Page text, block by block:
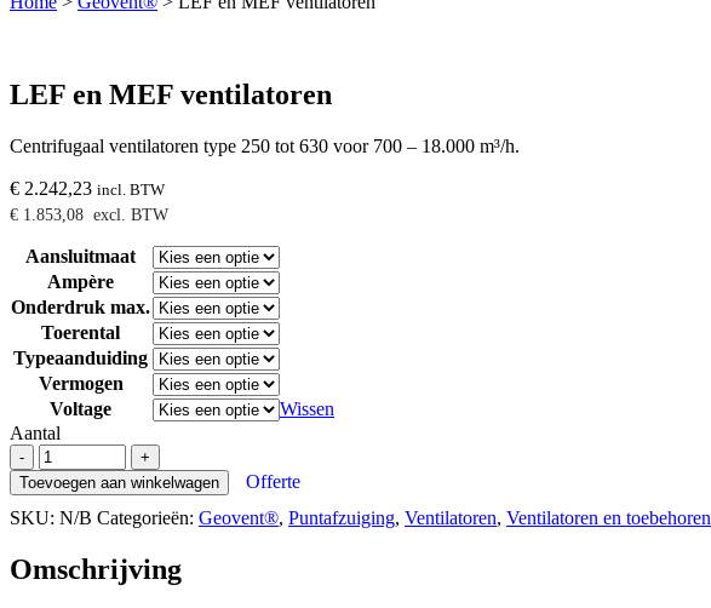
LEF en MEF ventilatoren
Centrifugaal ventilatoren type 250 tot 630 voor 700 – 18.000 m³/h.
€ 2.242,23 incl. BTW
€ 1.853,08 excl. BTW
Aansluitmaat
Ampère
Onderdruk max.
Toerental
Typeaanduiding
Vermogen
Voltage
Wissen
Aantal
-
LEF
en
MEF
ventilatoren
+
Toevoegen aan winkelwagen
Offerte
SKU: N/B Categorieën: Geovent®, Puntafzuiging, Ventilatoren, Ventilatoren en toebehoren
Omschrijving